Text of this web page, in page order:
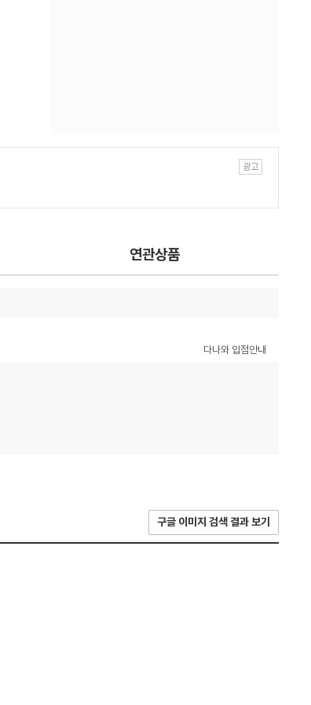
연관상품
다나와 입점안내
구글 이미지 검색 결과 보기